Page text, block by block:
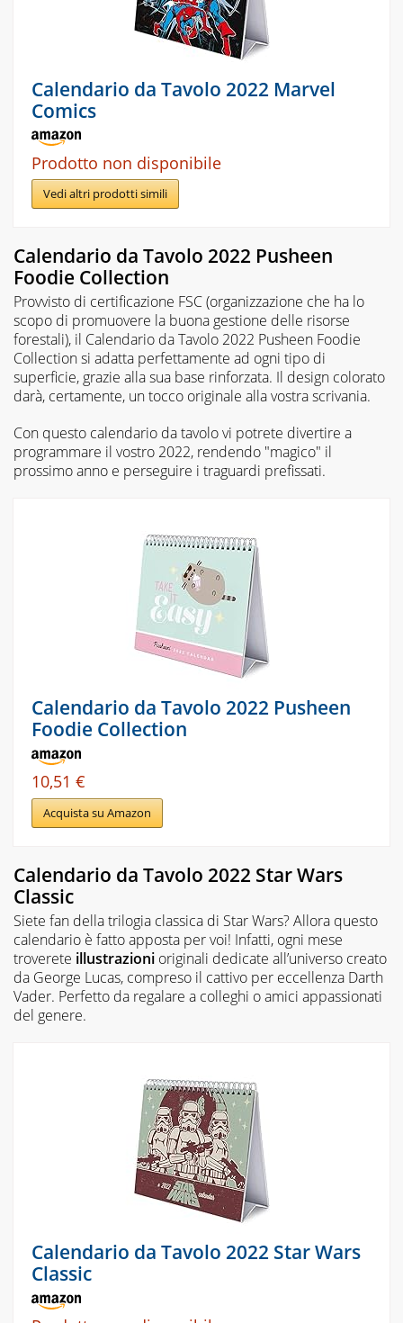
Calendario da Tavolo 2022 Marvel
Comics
Prodotto non disponibile
Vedi altri prodotti simili
Calendario da Tavolo 2022 Pusheen
Foodie Collection
Provvisto di certificazione FSC (organizzazione che ha lo
scopo di promuovere la buona gestione delle risorse
forestali), il Calendario da Tavolo 2022 Pusheen Foodie
Collection si adatta perfettamente ad ogni tipo di
superficie, grazie alla sua base rinforzata. Il design colorato
darà, certamente, un tocco originale alla vostra scrivania.
Con questo calendario da tavolo vi potrete divertire a
programmare il vostro 2022, rendendo "magico" il
prossimo anno e perseguire i traguardi prefissati.
Calendario da Tavolo 2022 Pusheen
Foodie Collection
10,51 €
Acquista su Amazon
Calendario da Tavolo 2022 Star Wars
Classic
Siete fan della trilogia classica di Star Wars? Allora questo
calendario è fatto apposta per voi! Infatti, ogni mese
troverete illustrazioni originali dedicate all’universo creato
da George Lucas, compreso il cattivo per eccellenza Darth
Vader. Perfetto da regalare a colleghi o amici appassionati
del genere.
Calendario da Tavolo 2022 Star Wars
Classic